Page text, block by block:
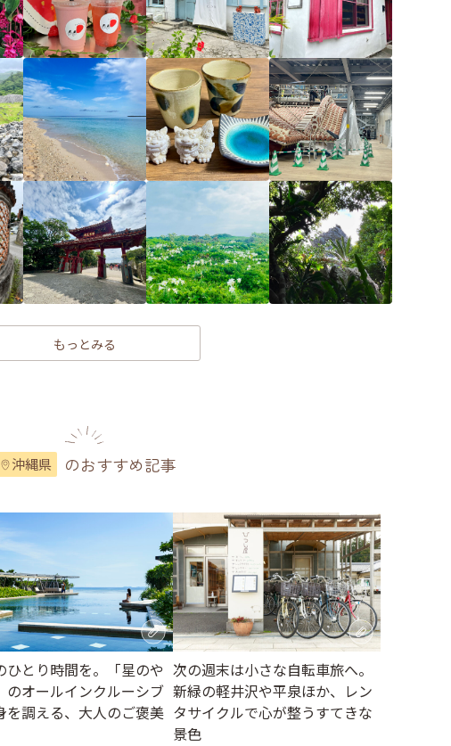
もっとみる
沖縄県 のおすすめ記事
ひとり時間を。「星のや
のオールインクルーシブ
を調える、大人のご褒美
次の週末は小さな自転車旅へ。
新緑の軽井沢や平泉ほか、レン
タサイクルで心が整うすてきな
景色